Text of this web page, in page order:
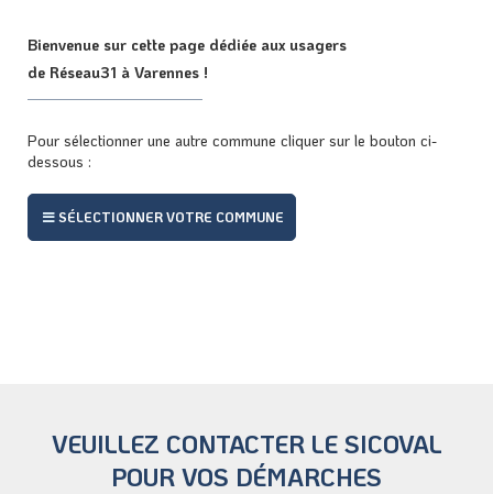
Bienvenue sur cette page dédiée aux usagers
de Réseau31 à Varennes !
Pour sélectionner une autre commune cliquer sur le bouton ci-
dessous :
SÉLECTIONNER VOTRE COMMUNE
VEUILLEZ CONTACTER LE SICOVAL
POUR VOS DÉMARCHES